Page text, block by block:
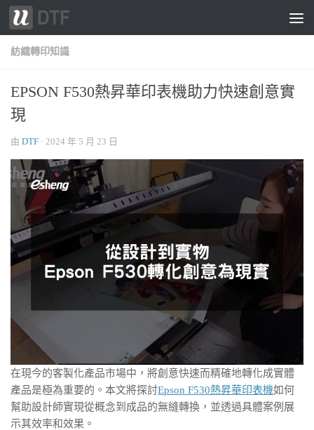
跳轉至內容
紡織轉印知識
EPSON F530熱昇華印表機助力快速創意實
現
由 DTF · 2024 年 5 月 23 日
在現今的客製化產品市場中，將創意快速而精確地轉化成實體
產品是極為重要的。本文將探討Epson F530熱昇華印表機如何
幫助設計師實現從概念到成品的無縫轉換，並透過具體案例展
示其效率和效果。